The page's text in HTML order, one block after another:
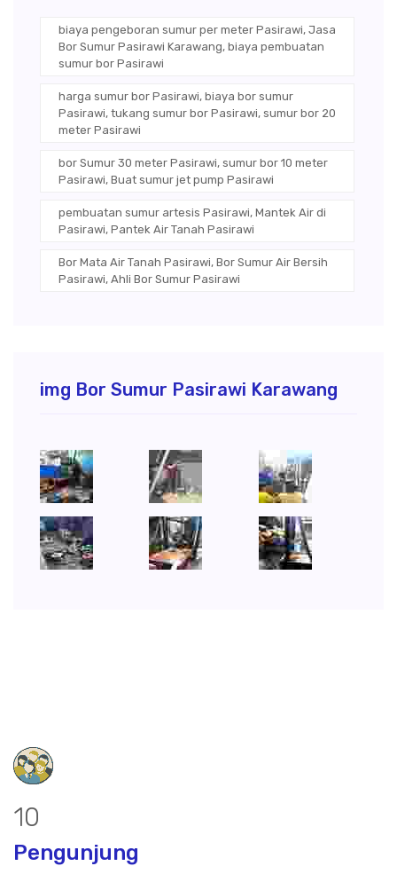
biaya pengeboran sumur per meter Pasirawi, Jasa
Bor Sumur Pasirawi Karawang, biaya pembuatan
sumur bor Pasirawi
harga sumur bor Pasirawi, biaya bor sumur
Pasirawi, tukang sumur bor Pasirawi, sumur bor 20
meter Pasirawi
bor Sumur 30 meter Pasirawi, sumur bor 10 meter
Pasirawi, Buat sumur jet pump Pasirawi
pembuatan sumur artesis Pasirawi, Mantek Air di
Pasirawi, Pantek Air Tanah Pasirawi
Bor Mata Air Tanah Pasirawi, Bor Sumur Air Bersih
Pasirawi, Ahli Bor Sumur Pasirawi
img Bor Sumur Pasirawi Karawang
14
Pengunjung